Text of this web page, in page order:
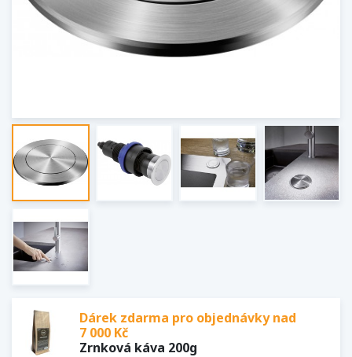
Dárek zdarma pro objednávky nad
7 000 Kč
Zrnková káva 200g